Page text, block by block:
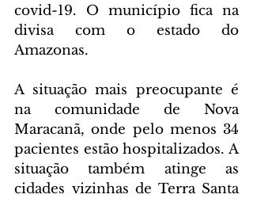
covid-19. O município fica na
divisa com o estado do
Amazonas.
A situação mais preocupante é
na comunidade de Nova
Maracanã, onde pelo menos 34
pacientes estão hospitalizados. A
situação também atinge as
cidades vizinhas de Terra Santa